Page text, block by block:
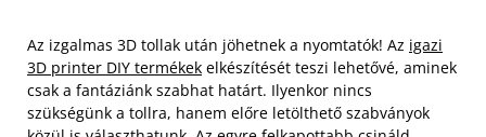
Az izgalmas 3D tollak után jöhetnek a nyomtatók! Az igazi
3D printer DIY termékek elkészítését teszi lehetővé, aminek
csak a fantáziánk szabhat határt. Ilyenkor nincs
szükségünk a tollra, hanem előre letölthető szabványok